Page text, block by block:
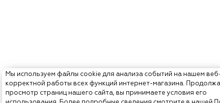
Мы используем файлы cookie для анализа событий на нашем
корректной работы всех функций интернет-магазина.
просмотр страниц нашего сайта, вы принимаете условия его